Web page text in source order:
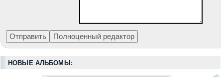
НОВЫЕ АЛЬБОМЫ: